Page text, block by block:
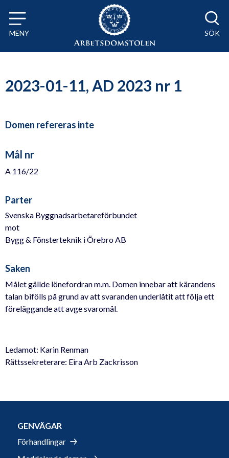
Till innehåll på sidan x
MENY SÖK
2023-01-11, AD 2023 nr 1
Domen refereras inte
Mål nr
A 116/22
Parter
Svenska Byggnadsarbetareförbundet
mot
Bygg & Fönsterteknik i Örebro AB
Saken
Målet gällde lönefordran m.m. Domen innebar att kärandens
talan bifölls på grund av att svaranden underlåtit att följa ett
föreläggande att avge svaromål.
Ledamot: Karin Renman
Rättssekreterare: Eira Arb Zackrisson
GENVÄGAR
Förhandlingar